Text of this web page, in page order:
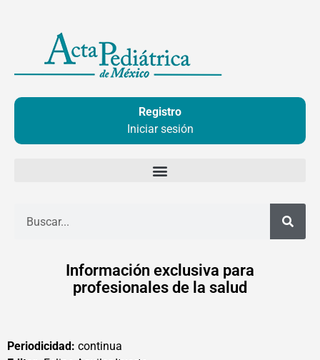
contenido
Registro
Iniciar sesión
Información exclusiva para
profesionales de la salud
Periodicidad: continua